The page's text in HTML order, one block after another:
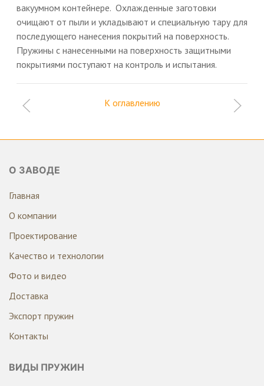
вакуумном контейнере. Охлажденные заготовки
очищают от пыли и укладывают и специальную тару для
последующего нанесения покрытий на поверхность.
Пружины с нанесенными на поверхность защитными
покрытиями поступают на контроль и испытания.
К оглавлению
О ЗАВОДЕ
Главная
О компании
Проектирование
Качество и технологии
Фото и видео
Доставка
Экспорт пружин
Контакты
ВИДЫ ПРУЖИН